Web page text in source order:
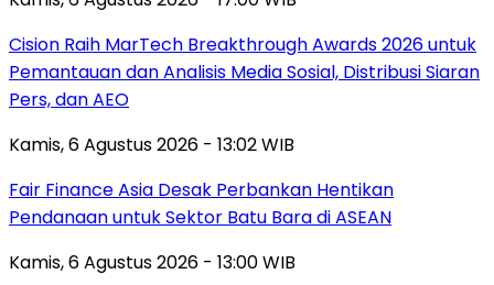
Cision Raih MarTech Breakthrough Awards 2026 untuk
Pemantauan dan Analisis Media Sosial, Distribusi Siaran
Pers, dan AEO
Kamis, 6 Agustus 2026 - 13:02 WIB
Fair Finance Asia Desak Perbankan Hentikan
Pendanaan untuk Sektor Batu Bara di ASEAN
Kamis, 6 Agustus 2026 - 13:00 WIB